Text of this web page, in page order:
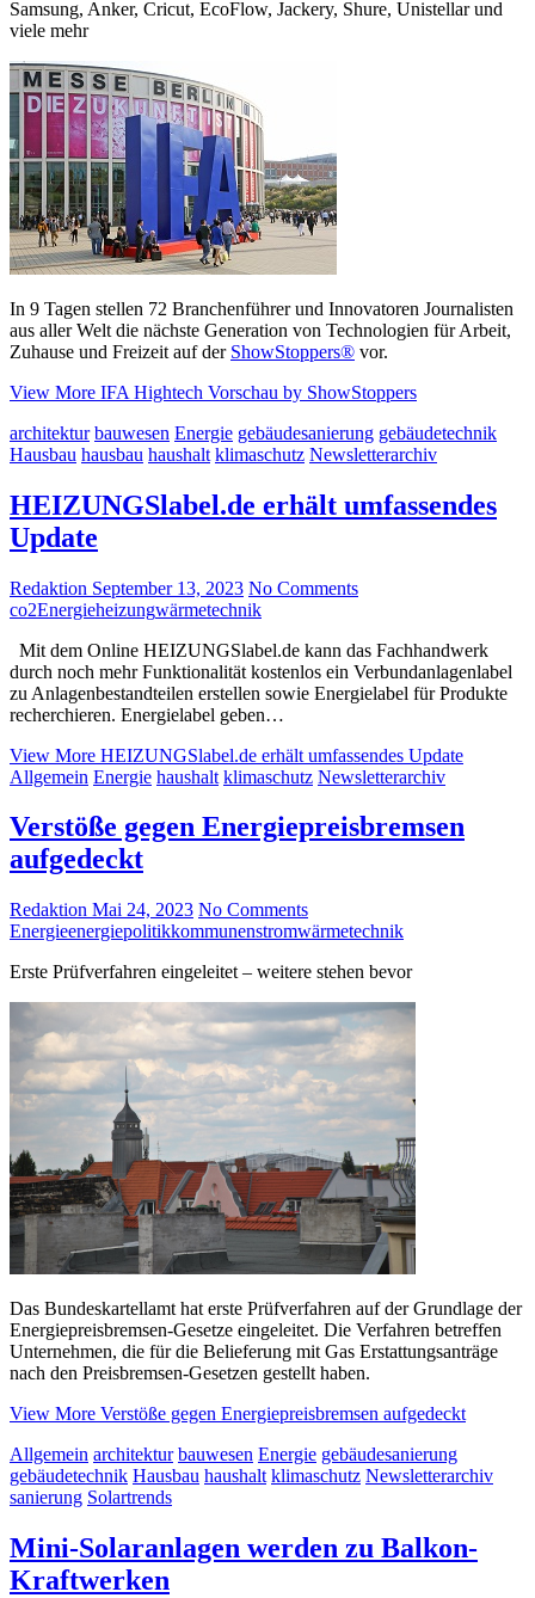
Samsung, Anker, Cricut, EcoFlow, Jackery, Shure, Unistellar und
viele mehr
In 9 Tagen stellen 72 Branchenführer und Innovatoren Journalisten
aus aller Welt die nächste Generation von Technologien für Arbeit,
Zuhause und Freizeit auf der ShowStoppers® vor.
View More IFA Hightech Vorschau by ShowStoppers
architektur bauwesen Energie gebäudesanierung gebäudetechnik
Hausbau hausbau haushalt klimaschutz Newsletterarchiv
HEIZUNGSlabel.de erhält umfassendes
Update
Redaktion September 13, 2023 No Comments
co2Energieheizungwärmetechnik
Mit dem Online HEIZUNGSlabel.de kann das Fachhandwerk
durch noch mehr Funktionalität kostenlos ein Verbundanlagenlabel
zu Anlagenbestandteilen erstellen sowie Energielabel für Produkte
recherchieren. Energielabel geben…
View More HEIZUNGSlabel.de erhält umfassendes Update
Allgemein Energie haushalt klimaschutz Newsletterarchiv
Verstöße gegen Energiepreisbremsen
aufgedeckt
Redaktion Mai 24, 2023 No Comments
Energieenergiepolitikkommunenstromwärmetechnik
Erste Prüfverfahren eingeleitet – weitere stehen bevor
Das Bundeskartellamt hat erste Prüfverfahren auf der Grundlage der
Energiepreisbremsen-Gesetze eingeleitet. Die Verfahren betreffen
Unternehmen, die für die Belieferung mit Gas Erstattungsanträge
nach den Preisbremsen-Gesetzen gestellt haben.
View More Verstöße gegen Energiepreisbremsen aufgedeckt
Allgemein architektur bauwesen Energie gebäudesanierung
gebäudetechnik Hausbau haushalt klimaschutz Newsletterarchiv
sanierung Solartrends
Mini-Solaranlagen werden zu Balkon-
Kraftwerken